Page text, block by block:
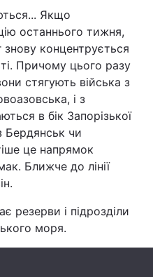
Наука
Лайт
Інциденти
Туризм
Погода
Регіони
Якщо
останнього тижня,
концентрується
Причому цього разу
стягують війська з
і з
в бік Запорізької
Бердянськ чи
це напрямок
Ближче до лінії
резерви і підрозділи
моря.